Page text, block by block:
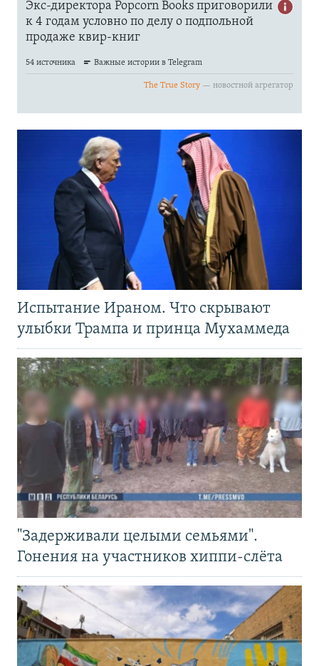
Испытание Ираном. Что скрывают
улыбки Трампа и принца Мухаммеда
"Задерживали целыми семьями".
Гонения на участников хиппи-слёта